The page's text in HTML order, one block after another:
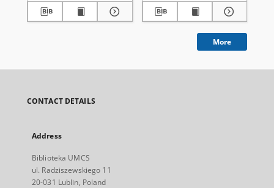
More
CONTACT DETAILS
Address
Biblioteka UMCS
ul. Radziszewskiego 11
20-031 Lublin, Poland